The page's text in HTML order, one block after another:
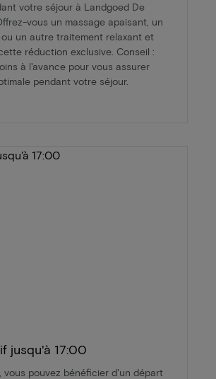
votre séjour à Landgoed De
vous un massage apaisant, un
un autre traitement relaxant et
réduction exclusive. Conseil :
à l'avance pour vous assurer
pendant votre séjour.
jusqu'à 17:00
vous pouvez bénéficier d'un départ